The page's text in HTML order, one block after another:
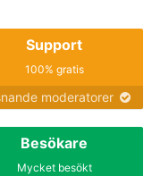
Support
100% gratis
moderatorer
Besökare
Mycket besökt